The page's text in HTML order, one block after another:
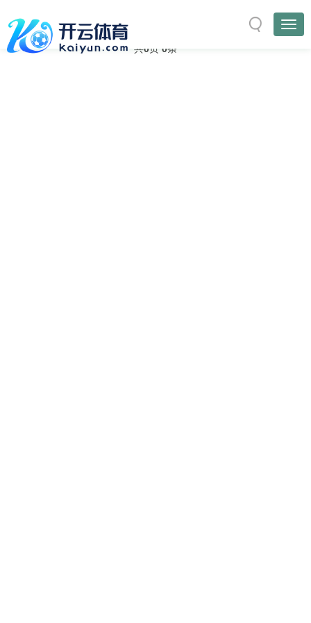
首页
TAG标签
共0页 0条